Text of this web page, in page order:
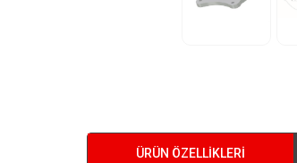
ÜRÜN ÖZELLIKLERI